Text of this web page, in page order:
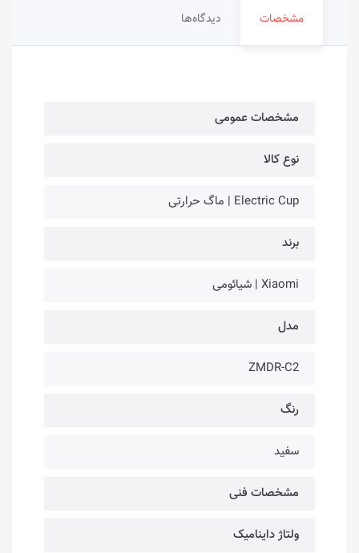
مشخصات دیدگاه‌ها
مشخصات عمومی
نوع کالا
Electric Cup | ماگ حرارتی
برند
Xiaomi | شیائومی
مدل
ZMDR-C2
رنگ
سفید
مشخصات فنی
ولتاژ داینامیک